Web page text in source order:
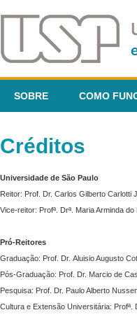
SOBRE COMO
Créditos
Universidade de São Paulo
Reitor: Prof. Dr. Carlos Gilberto Carlotti
Vice-reitor: Profª. Drª. Maria Arminda
Pró-Reitores
Graduação: Prof. Dr. Aluisio Augusto
Pós-Graduação: Prof. Dr. Marcio de
Pesquisa: Prof. Dr. Paulo Alberto
Cultura e Extensão Universitária: Profª.